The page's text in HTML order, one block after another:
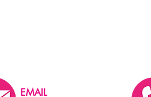
EMAIL